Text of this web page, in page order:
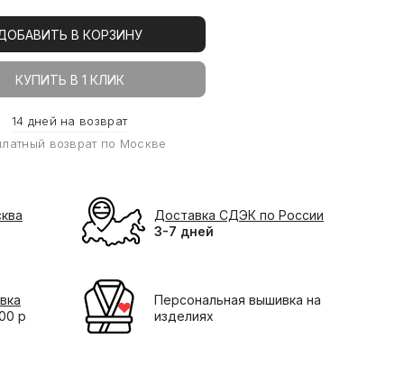
В КОРЗИНУ
КУПИТЬ В 1 КЛИК
14 дней на возврат
возврат по Москве
Доставка СДЭК по России
3-7 дней
р
Персональная вышивка на
изделиях